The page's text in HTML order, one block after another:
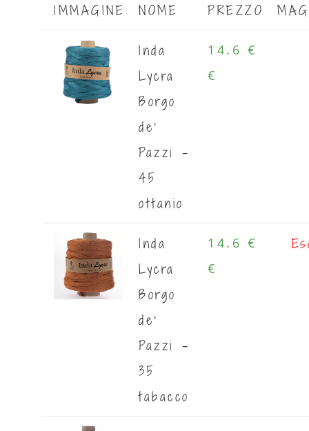
IMMAGINE NOME PREZZO
Inda
Lycra
Borgo
de'
Pazzi -
45
ottanio
14.6 €
€
Inda
Lycra
Borgo
de'
Pazzi -
35
tabacco
14.6 €
€